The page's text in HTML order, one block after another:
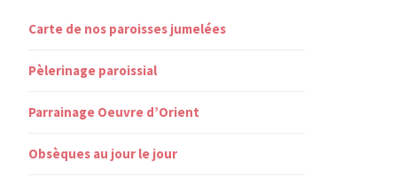
Carte de nos paroisses jumelées
Pèlerinage paroissial
Parrainage Oeuvre d’Orient
Obsèques au jour le jour